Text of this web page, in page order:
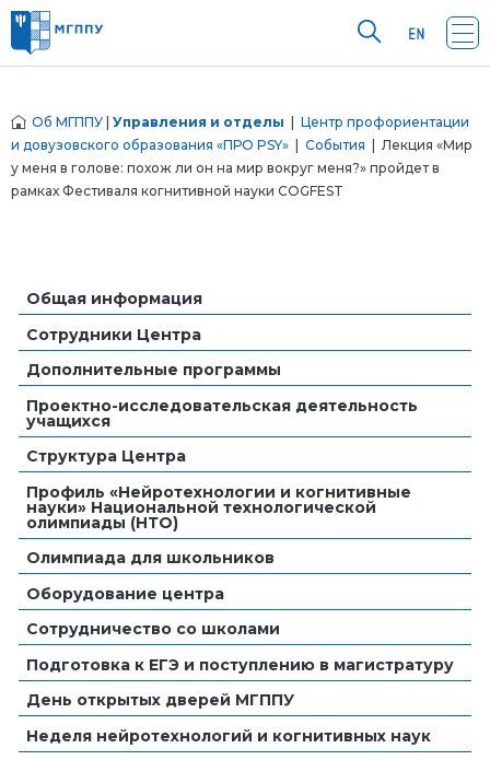
Об МГППУ Управления и отделы
Центр профориентации
и довузовского образования «ПРО PSY»
События | Лекция «Мир
у меня в голове: похож ли он на мир вокруг меня?» пройдет в
рамках Фестиваля когнитивной науки COGFEST
Общая информация
Сотрудники Центра
Дополнительные программы
Проектно-исследовательская деятельность
учащихся
Структура Центра
Профиль «Нейротехнологии и когнитивные
науки» Национальной технологической
олимпиады (НТО)
Олимпиада для школьников
Оборудование центра
Сотрудничество со школами
Подготовка к ЕГЭ и поступлению в магистратуру
День открытых дверей МГППУ
Неделя нейротехнологий и когнитивных наук